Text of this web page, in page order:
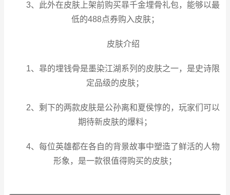
3、此外在皮肤上架前购买暃千金埋骨礼包，能够以最
低的488点券购入皮肤；
皮肤介绍
1、暃的埋钱骨是墨染江湖系列的皮肤之一，是史诗限
定品级的皮肤；
2、剩下的两款皮肤是公孙离和夏侯惇的，玩家们可以
期待新皮肤的爆料；
4、每位英雄都在各自的背景故事中塑造了鲜活的人物
形象，是一款很值得购买的皮肤；